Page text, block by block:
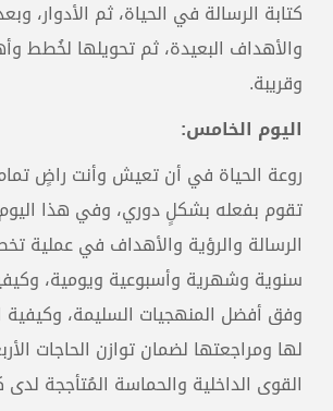
كتابة الرسالة في الحياة، ثم الأدوار،
والأهداف البعيدة، ثم تحويلها لخُطط
وقريبة.
اليوم الخامس:
روعة الحياة في أن تعيش وأنت راضٍ
تقوم بفعله بشكلٍ دوري، وفي هذا
الرسالة والرؤية والأهداف في عملية
سنوية وشهرية وأسبوعية ويومية،
وفق أفضل المنهجيات السليمة، وكيفية
لها ومراجعتها لضمان توازن الحاجات
القوى الداخلية والحماسة المُتأججة